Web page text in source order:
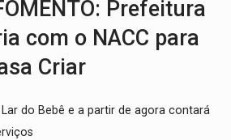
Prefeitura
com o NACC para
Criar
do Bebê e a partir de agora contará